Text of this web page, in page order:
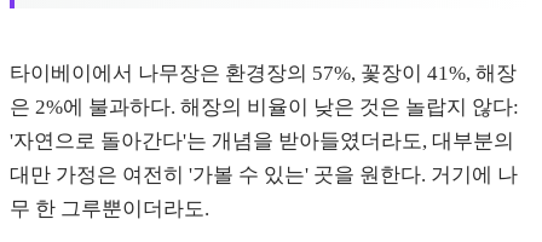
타이베이에서 나무장은 환경장의 57%, 꽃장이 41%, 해장
은 2%에 불과하다. 해장의 비율이 낮은 것은 놀랍지 않다:
'자연으로 돌아간다'는 개념을 받아들였더라도, 대부분의
대만 가정은 여전히 '가볼 수 있는' 곳을 원한다. 거기에 나
무 한 그루뿐이더라도.